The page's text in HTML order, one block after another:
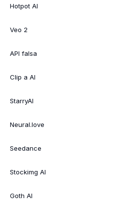
Hotpot AI
Veo 2
API falsa
Clip a AI
StarryAI
Neural.love
Seedance
Stockimg AI
Goth AI